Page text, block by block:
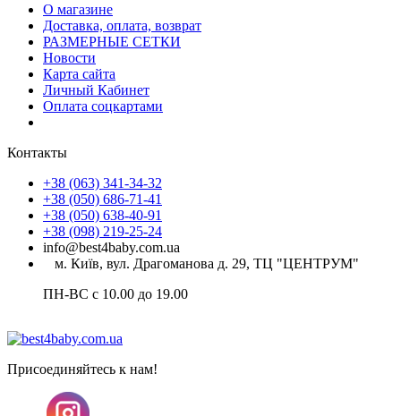
О магазине
Доставка, оплата, возврат
РАЗМЕРНЫЕ СЕТКИ
Новости
Карта сайта
Личный Кабинет
Оплата соцкартами
Контакты
+38 (063) 341-34-32
+38 (050) 686-71-41
+38 (050) 638-40-91
+38 (098) 219-25-24
info@best4baby.com.ua
м. Київ, вул. Драгоманова д. 29, ТЦ "ЦЕНТРУМ"
ПН-ВС с 10.00 до 19.00
Присоединяйтесь к нам!